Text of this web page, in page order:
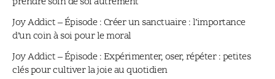
Joy Addict – Épisode : Créer un sanctuaire : l’importance
d’un coin à soi pour le moral
Joy Addict – Épisode : Expérimenter, oser, répéter : petites
clés pour cultiver la joie au quotidien